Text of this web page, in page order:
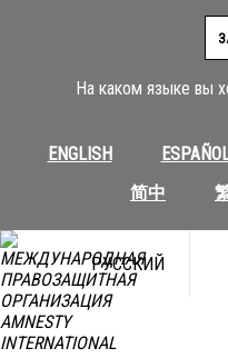
На каком языке вы
ENGLISH
简中
РУССКИЙ